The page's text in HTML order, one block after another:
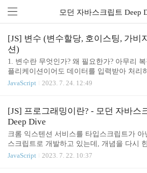
모던 자바스크립트 Deep
[JS] 변수 (변수할당, 호이스팅, 가비
션)
1. 변수란 무엇인가? 왜 필요한가? 아무리 복
플리케이션이어도 데이터를 입력받아 처리
를 출력하는 것이 전부이다. 변수는 프로그래
있어야 하고, 10 + 20 이라는 식의 의미도 해
있어야 한다. 사람이 10 + 20이라는 식의 의
하면 + 기호의 의미대로 덧셈을 하기 위해 숫
20을 두뇌에 기억한다. 그리고 10과 20을 더
인 30도 두뇌에 기억한다. 자바스크립트 엔
과 유사하게 코드를 실행한다. 자바스크립트
JavaScript 2023. 7. 24. 12:49
[JS] 프로그래밍이란? - 모던 자바스
Deep Dive
크롬 익스텐션 서비스를 타입스크립트가 아
스크립트로 개발하고 있는데, 개념을 다시
립해야될 필요성을 느껴서 오늘부터 한 달 동
JavaScript 2023. 7. 22. 10:37